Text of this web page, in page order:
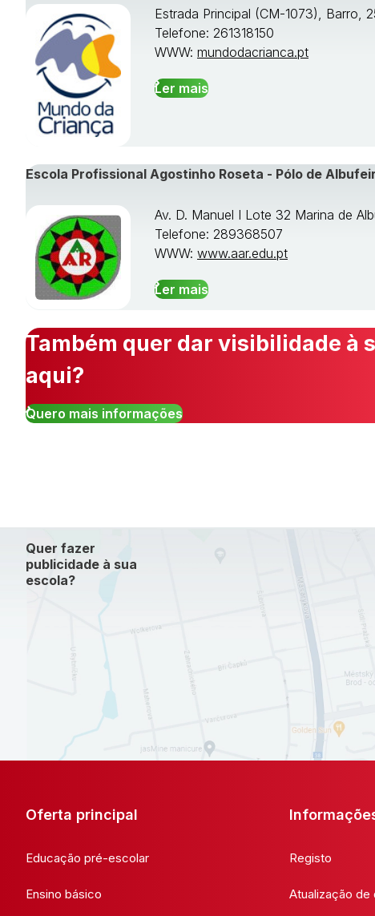
Estrada Principal (CM-1073), Barro,
Telefone: 261318150
WWW: mundodacrianca.pt
Ler mais
Escola Profissional Agostinho Roseta - Pólo de
Av. D. Manuel I Lote 32 Marina de
Telefone: 289368507
WWW: www.aar.edu.pt
Ler mais
Também quer dar visibilidade à
aqui?
Quero mais informações
Quer fazer
publicidade à sua
escola?
Oferta principal
Educação pré-escolar
Ensino básico
Registo
Atualização de